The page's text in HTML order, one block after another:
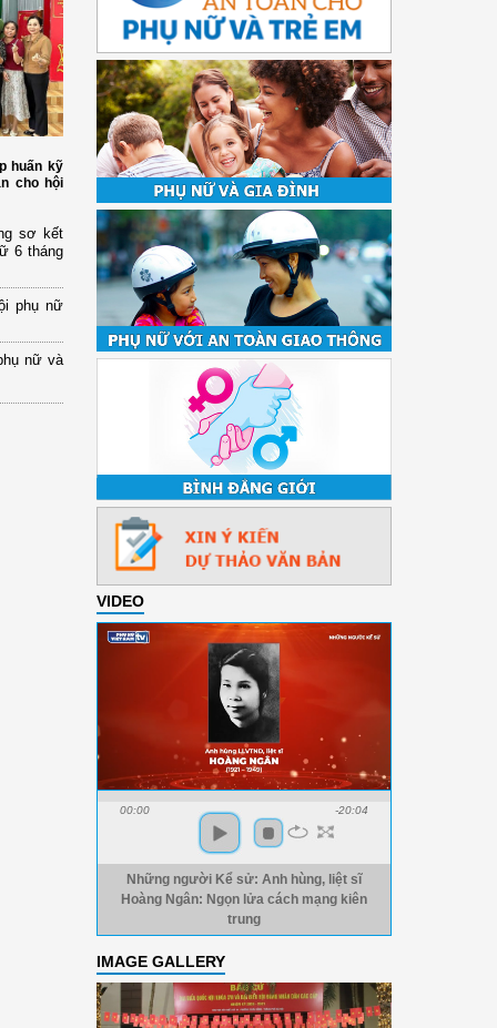
huấn kỹ
cho hội
sơ kết
6 tháng
phụ nữ
nữ và
VIDEO
00:00 -20:04
Những người Kể sử: Anh hùng, liệt sĩ
Hoàng Ngân: Ngọn lửa cách mạng kiên
trung
IMAGE GALLERY